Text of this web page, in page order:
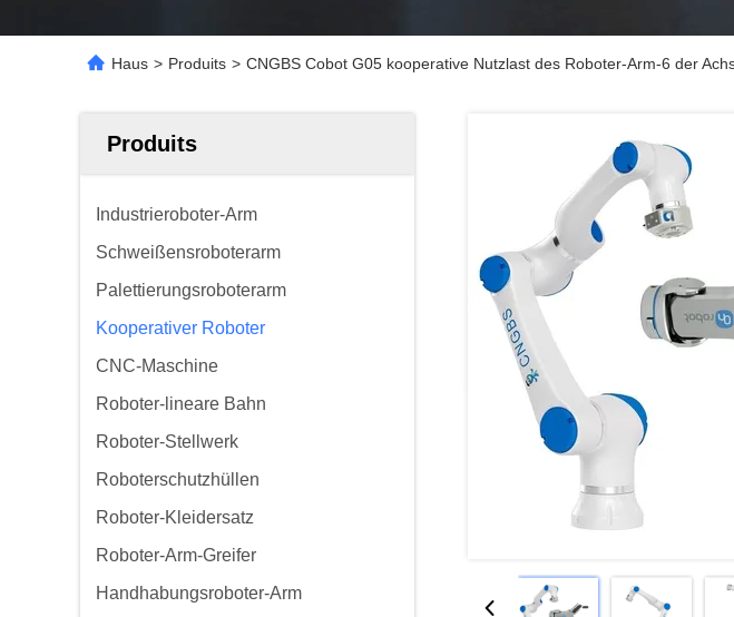
Haus > Produits > CNGBS Cobot G05 kooperative Nutzlast des Roboter-Arm-6 der
Produits
Industrieroboter-Arm
Schweißensroboterarm
Palettierungsroboterarm
Kooperativer Roboter
CNC-Maschine
Roboter-lineare Bahn
Roboter-Stellwerk
Roboterschutzhüllen
Roboter-Kleidersatz
Roboter-Arm-Greifer
Handhabungsroboter-Arm